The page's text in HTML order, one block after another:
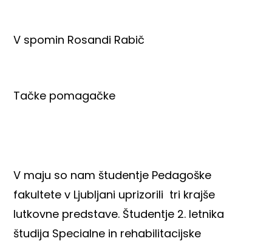
V spomin Rosandi Rabič
Tačke pomagačke
V maju so nam študentje Pedagoške
fakultete v Ljubljani uprizorili tri krajše
lutkovne predstave. Študentje 2. letnika
študija Specialne in rehabilitacijske